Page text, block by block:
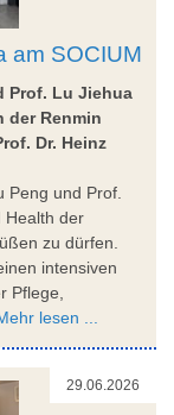
am SOCIUM
Prof. Lu Jiehua
der Renmin
Dr. Heinz
Peng und Prof.
Health der
zu dürfen.
intensiven
Pflege,
lesen ...
29.06.2026